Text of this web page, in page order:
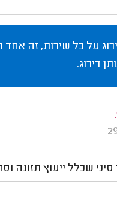
על כל שירות, זה
דירוג.
שכלל ייעוץ תזונה